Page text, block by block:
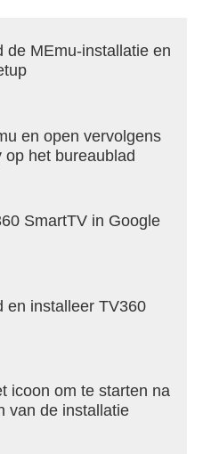
- soepele, lag-vrije
Dolby Vision-
gelijkwaardig aan een
op alle
veilig voor kinderen,
ouderen,
elke gebruiker.
digitale
(gratis)
de MEmu-installatie en
en open vervolgens
op het bureaublad
SmartTV in Google
en installeer TV360
icoon om te starten na
van de installatie